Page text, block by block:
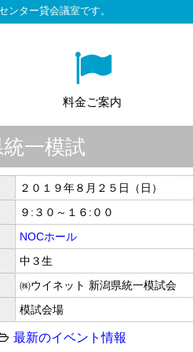
ンター貸会議室です。
料金ご案内
一模試
２０１９年８月２５日（日）
９:３０～１６:００
NOCホール
中３生
㈱ウイネット 新潟県統一模試会
模試会場
最新のイベント情報